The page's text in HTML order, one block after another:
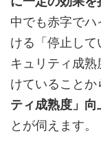
中でも赤字で
ける「停止して
キュリティ成
けていることか
ティ成熟度」
とが伺えます。